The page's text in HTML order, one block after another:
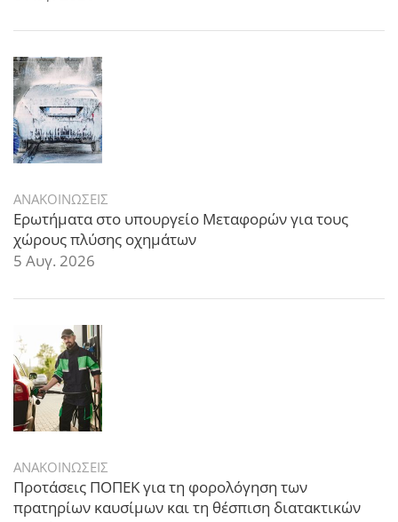
ΑΝΑΚΟΙΝΩΣΕΙΣ
Ερωτήματα στο υπουργείο Μεταφορών για τους
χώρους πλύσης οχημάτων
5 Αυγ. 2026
ΑΝΑΚΟΙΝΩΣΕΙΣ
Προτάσεις ΠΟΠΕΚ για τη φορολόγηση των
πρατηρίων καυσίμων και τη θέσπιση διατακτικών